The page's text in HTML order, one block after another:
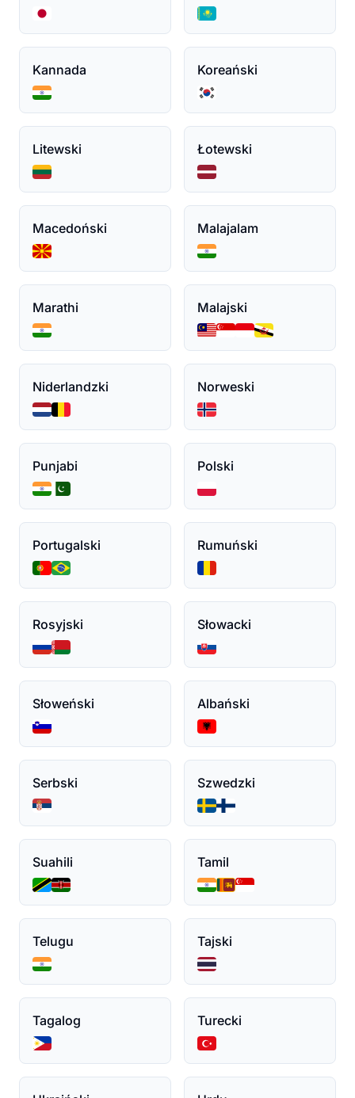
Kannada Koreański
Litewski Łotewski
Macedoński Malajalam
Marathi Malajski
Niderlandzki Norweski
Punjabi Polski
Portugalski Rumuński
Rosyjski Słowacki
Słoweński Albański
Serbski Szwedzki
Suahili Tamil
Telugu Tajski
Tagalog Turecki